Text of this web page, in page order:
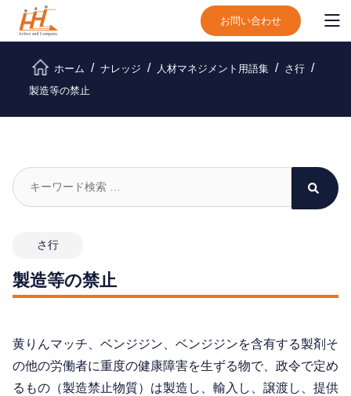
お問い合わせ
ホーム ナレッジ 人材マネジメント用語集
さ行
製造等の禁止
さ行
製造等の禁止
黄りんマッチ、ベンジジン、ベンジジンを含有する製剤そ
の他の労働者に重度の健康障害を生ずる物で、政令で定め
るもの（製造禁止物質）は製造し、輸入し、譲渡し、提供